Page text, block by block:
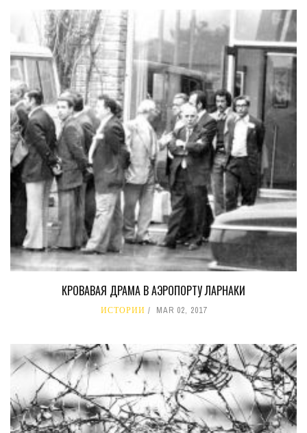
КРОВАВАЯ ДРАМА В АЭРОПОРТУ ЛАРНАКИ
ИСТОРИИ MAR 02, 2017